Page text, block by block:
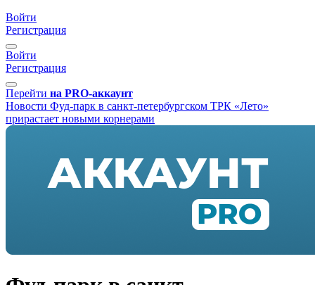
Войти
Регистрация
Войти
Регистрация
Перейти на PRO-аккаунт
Новости Фуд-парк в санкт-петербургском ТРК «Лето»
прирастает новыми корнерами